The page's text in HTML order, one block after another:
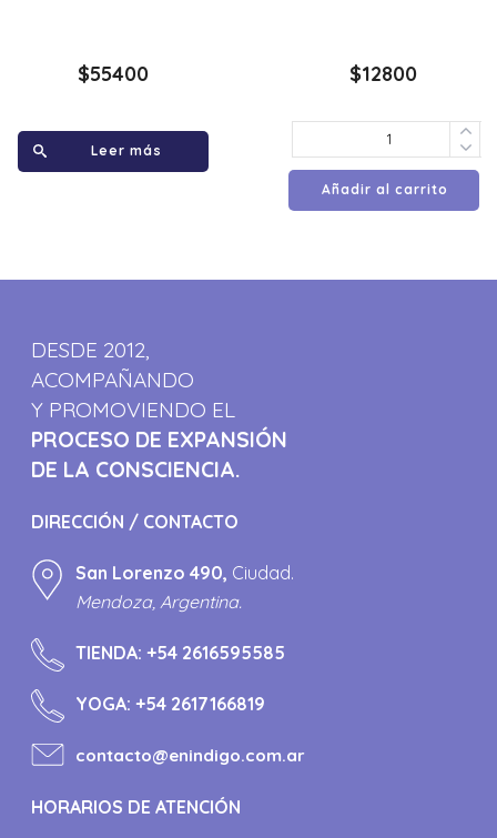
$55400
Leer más
$12800
Añadir al carrito
DESDE 2012,
ACOMPAÑANDO
Y PROMOVIENDO EL
PROCESO DE EXPANSIÓN
DE LA CONSCIENCIA.
DIRECCIÓN / CONTACTO
San Lorenzo 490, Ciudad.
Mendoza, Argentina.
TIENDA:+54 2616595585
YOGA:+54 2617166819
contacto@enindigo.com.ar
HORARIOS DE ATENCIÓN